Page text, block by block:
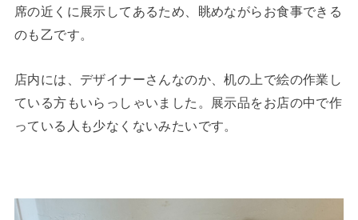
席の近くに展示してあるため、眺めながらお食事できる
のも乙です。
店内には、デザイナーさんなのか、机の上で絵の作業し
ている方もいらっしゃいました。展示品をお店の中で作
っている人も少なくないみたいです。